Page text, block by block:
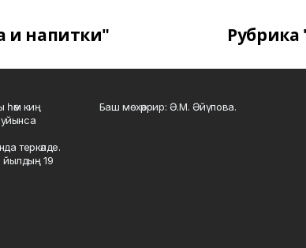
и напитки"
һәм киң
теркәлде.
йылдың 19
Баш мөхәррир: Ә.М. Әйүпова.